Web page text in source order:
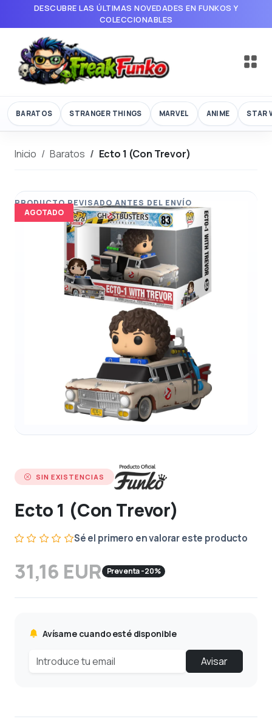
DESCUBRE LAS ÚLTIMAS NOVEDADES EN FUNKOS Y
COLECCIONABLES
BARATOS STRANGER THINGS MARVEL ANIME STAR
Inicio Baratos Ecto 1 (Con Trevor)
AGOTADO
SIN EXISTENCIAS
Ecto 1 (Con Trevor)
Sé el primero en valorar este producto
31,16 EUR Preventa -20%
Avísame cuando esté disponible
Avisar